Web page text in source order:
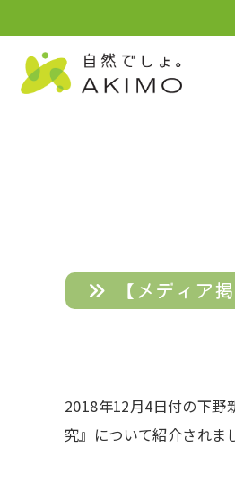
【メディア
2018年12月4日付の下野
究』について紹介されま